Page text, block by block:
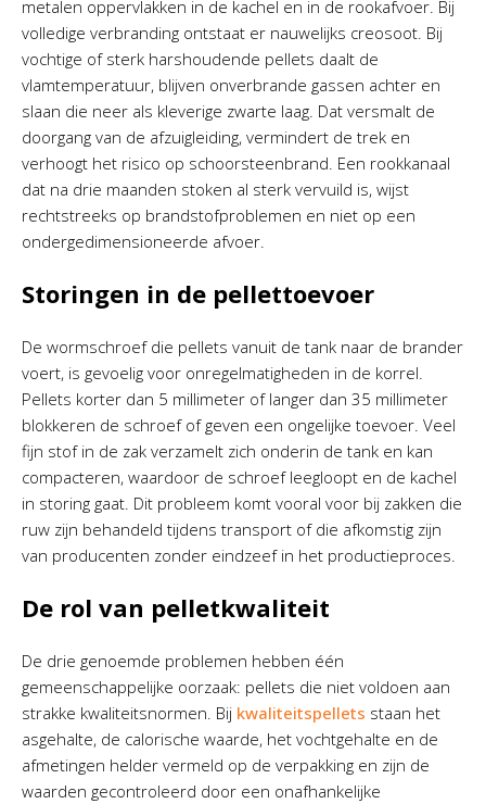
metalen oppervlakken in de kachel en in de rookafvoer. Bij
volledige verbranding ontstaat er nauwelijks creosoot. Bij
vochtige of sterk harshoudende pellets daalt de
vlamtemperatuur, blijven onverbrande gassen achter en
slaan die neer als kleverige zwarte laag. Dat versmalt de
doorgang van de afzuigleiding, vermindert de trek en
verhoogt het risico op schoorsteenbrand. Een rookkanaal
dat na drie maanden stoken al sterk vervuild is, wijst
rechtstreeks op brandstofproblemen en niet op een
ondergedimensioneerde afvoer.
Storingen in de pellettoevoer
De wormschroef die pellets vanuit de tank naar de brander
voert, is gevoelig voor onregelmatigheden in de korrel.
Pellets korter dan 5 millimeter of langer dan 35 millimeter
blokkeren de schroef of geven een ongelijke toevoer. Veel
fijn stof in de zak verzamelt zich onderin de tank en kan
compacteren, waardoor de schroef leegloopt en de kachel
in storing gaat. Dit probleem komt vooral voor bij zakken die
ruw zijn behandeld tijdens transport of die afkomstig zijn
van producenten zonder eindzeef in het productieproces.
De rol van pelletkwaliteit
De drie genoemde problemen hebben één
gemeenschappelijke oorzaak: pellets die niet voldoen aan
strakke kwaliteitsnormen. Bij kwaliteitspellets staan het
asgehalte, de calorische waarde, het vochtgehalte en de
afmetingen helder vermeld op de verpakking en zijn de
waarden gecontroleerd door een onafhankelijke